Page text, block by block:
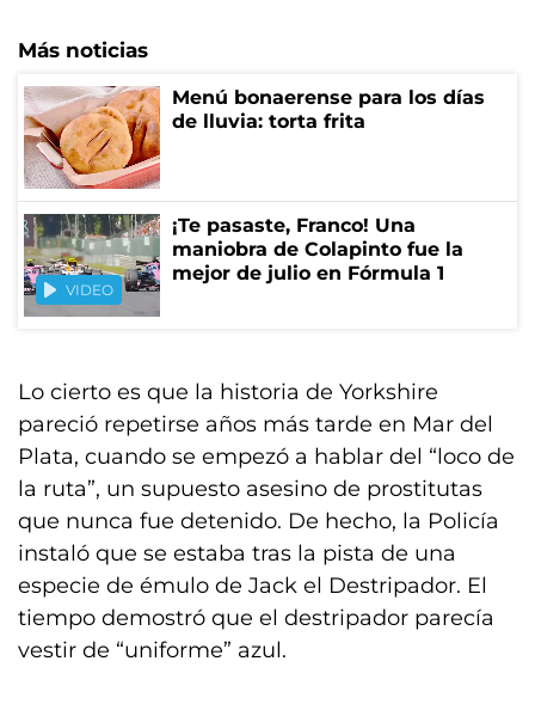
Más noticias
Menú bonaerense para los días
de lluvia: torta frita
VIDEO
¡Te pasaste, Franco! Una
maniobra de Colapinto fue la
mejor de julio en Fórmula 1
Lo cierto es que la historia de Yorkshire
pareció repetirse años más tarde en Mar del
Plata, cuando se empezó a hablar del “loco de
la ruta”, un supuesto asesino de prostitutas
que nunca fue detenido. De hecho, la Policía
instaló que se estaba tras la pista de una
especie de émulo de Jack el Destripador. El
tiempo demostró que el destripador parecía
vestir de “uniforme” azul.